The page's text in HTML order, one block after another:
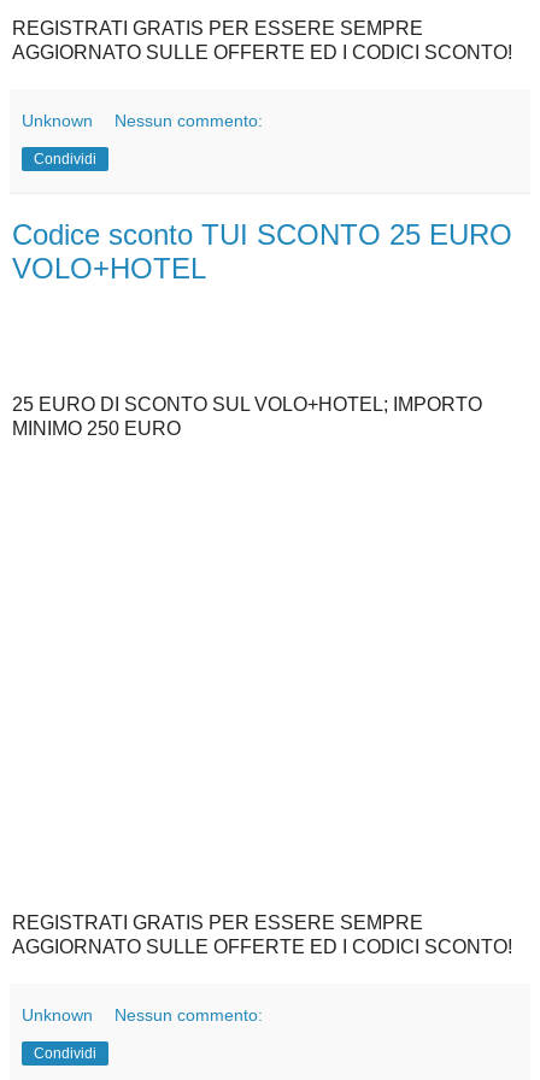
REGISTRATI GRATIS PER ESSERE SEMPRE
AGGIORNATO SULLE OFFERTE ED I CODICI SCONTO!
Unknown Nessun commento:
Condividi
Codice sconto TUI SCONTO 25 EURO
VOLO+HOTEL
25 EURO DI SCONTO SUL VOLO+HOTEL; IMPORTO
MINIMO 250 EURO
REGISTRATI GRATIS PER ESSERE SEMPRE
AGGIORNATO SULLE OFFERTE ED I CODICI SCONTO!
Unknown Nessun commento:
Condividi